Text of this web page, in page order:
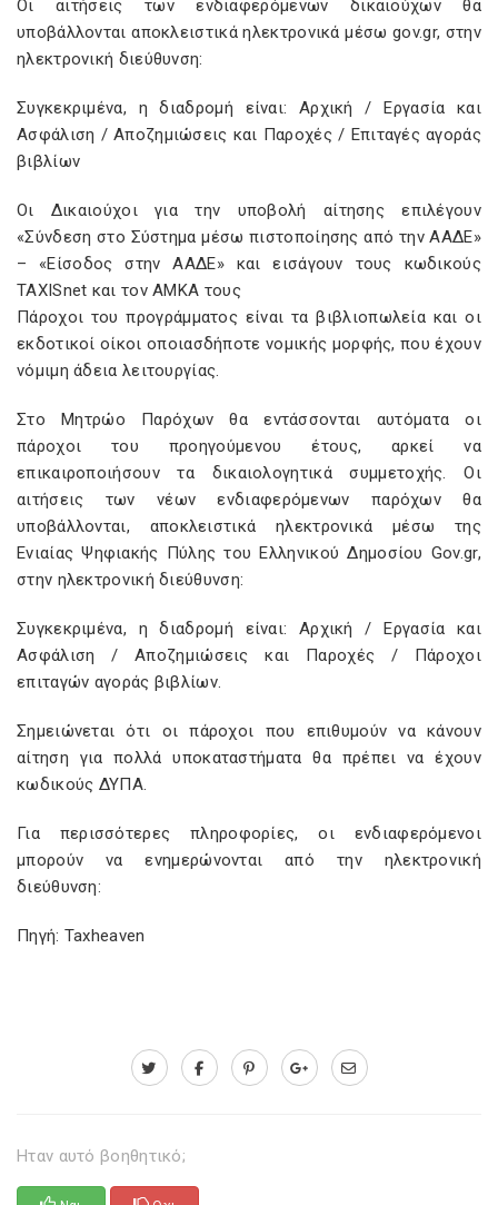
Οι αιτήσεις των ενδιαφερόμενων δικαιούχων θα
υποβάλλονται αποκλειστικά ηλεκτρονικά μέσω gov.gr, στην
ηλεκτρονική διεύθυνση:
Συγκεκριμένα, η διαδρομή είναι: Αρχική / Εργασία και
Ασφάλιση / Αποζημιώσεις και Παροχές / Επιταγές αγοράς
βιβλίων
Οι Δικαιούχοι για την υποβολή αίτησης επιλέγουν
«Σύνδεση στο Σύστημα μέσω πιστοποίησης από την ΑΑΔΕ»
– «Είσοδος στην ΑΑΔΕ» και εισάγουν τους κωδικούς
TAXISnet και τον ΑΜΚΑ τους
Πάροχοι του προγράμματος είναι τα βιβλιοπωλεία και οι
εκδοτικοί οίκοι οποιασδήποτε νομικής μορφής, που έχουν
νόμιμη άδεια λειτουργίας.
Στο Μητρώο Παρόχων θα εντάσσονται αυτόματα οι
πάροχοι του προηγούμενου έτους, αρκεί να
επικαιροποιήσουν τα δικαιολογητικά συμμετοχής. Οι
αιτήσεις των νέων ενδιαφερόμενων παρόχων θα
υποβάλλονται, αποκλειστικά ηλεκτρονικά μέσω της
Ενιαίας Ψηφιακής Πύλης του Ελληνικού Δημοσίου Gov.gr,
στην ηλεκτρονική διεύθυνση:
Συγκεκριμένα, η διαδρομή είναι: Αρχική / Εργασία και
Ασφάλιση / Αποζημιώσεις και Παροχές / Πάροχοι
επιταγών αγοράς βιβλίων.
Σημειώνεται ότι οι πάροχοι που επιθυμούν να κάνουν
αίτηση για πολλά υποκαταστήματα θα πρέπει να έχουν
κωδικούς ΔΥΠΑ.
Για περισσότερες πληροφορίες, οι ενδιαφερόμενοι
μπορούν να ενημερώνονται από την ηλεκτρονική
διεύθυνση:
Πηγή: Taxheaven
Ηταν αυτό βοηθητικό;